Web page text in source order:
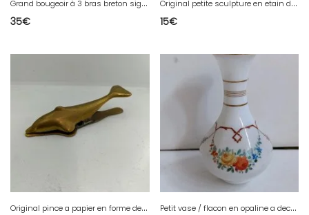
G
rand bougeoir à 3 bras breton signé Keraluc en bon etat
35€
O
riginal petite sculpture en etain dun homme au telephone sur un bureau en bon etat
15€
O
riginal pince a papier en forme de dauphin en laiton en bon etat
P
etit vase / flacon en opaline a decor floral debut 20eme en bon etat